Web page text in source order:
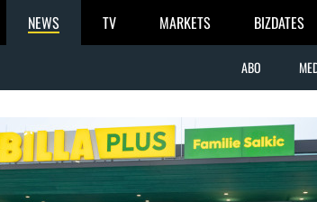
NEWS TV MARKETS BIZDATES
ABO